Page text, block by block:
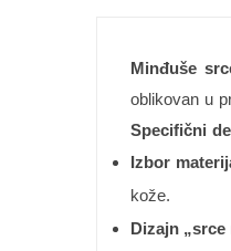
Minđuše
oblikovan u
Specifični
Izbor
kože.
Dizajn „srce